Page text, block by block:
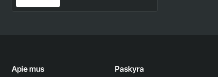
Apie mus Paskyra